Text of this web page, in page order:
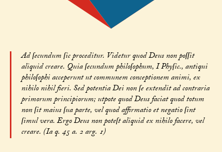
Ad ſecundum ſic proceditur. Videtur quod Deus non poſſit
aliquid creare. Quia ſecundum philoſophum, I Phyſic., antiqui
philoſophi acceperunt ut communem conceptionem animi, ex
nihilo nihil fieri. Sed potentia Dei non ſe extendit ad contraria
primorum principiorum; utpote quod Deus faciat quod totum
non ſit maius ſua parte, vel quod affirmatio et negatio ſint
ſimul vera. Ergo Deus non poteſt aliquid ex nihilo facere, vel
creare. (Ia q. 45 a. 2 arg. 1)